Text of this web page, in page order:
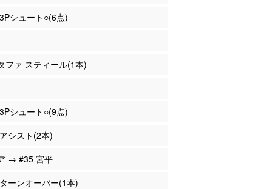
シュート○(6点)
ファ スティール(1本)
シュート○(9点)
シスト(2本)
→ #35 宮平
ーンオーバー(1本)